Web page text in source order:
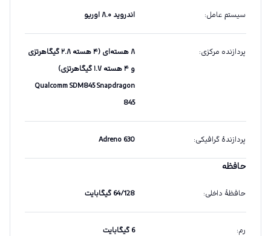
سیستم عامل: اندروید ۸.۰ اوریو
پردازنده مرکزی:
۸ هسته‌ای (۴ هسته ۲.۸ گیگاهرتزی
و ۴ هسته ۱.۷ گیگاهرتزی)
Qualcomm SDM845 Snapdragon
845
پردازندهٔ گرافیکی:
Adreno 630
حافظه
حافظهٔ داخلی: 64/128 گیگابایت
رم: 6 گیگابایت